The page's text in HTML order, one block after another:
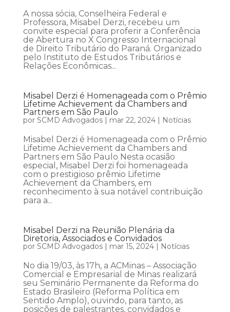
A nossa sócia, Conselheira Federal e
Professora, Misabel Derzi, recebeu um
convite especial para proferir a Conferência
de Abertura no X Congresso Internacional
de Direito Tributário do Paraná. Organizado
pelo Instituto de Estudos Tributários e
Relações Econômicas...
Misabel Derzi é Homenageada com o Prêmio
Lifetime Achievement da Chambers and
Partners em São Paulo
por SCMD Advogados| mar 22, 2024| Notícias
Misabel Derzi é Homenageada com o Prêmio
Lifetime Achievement da Chambers and
Partners em São Paulo Nesta ocasião
especial, Misabel Derzi foi homenageada
com o prestigioso prêmio Lifetime
Achievement da Chambers, em
reconhecimento à sua notável contribuição
para a...
Misabel Derzi na Reunião Plenária da
Diretoria, Associados e Convidados
por SCMD Advogados| mar 15, 2024| Notícias
No dia 19/03, às 17h, a ACMinas – Associação
Comercial e Empresarial de Minas realizará
seu Seminário Permanente da Reforma do
Estado Brasileiro (Reforma Política em
Sentido Amplo), ouvindo, para tanto, as
posições de palestrantes, convidados e